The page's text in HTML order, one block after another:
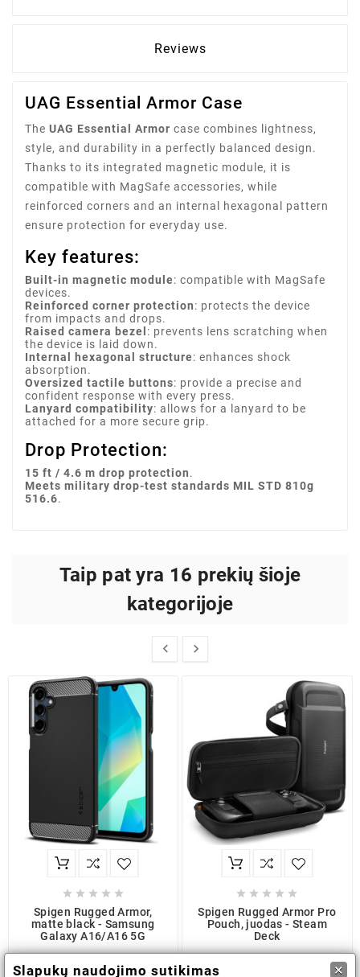
Reviews
UAG Essential Armor Case
The UAG Essential Armor case combines lightness,
style, and durability in a perfectly balanced design.
Thanks to its integrated magnetic module, it is
compatible with MagSafe accessories, while
reinforced corners and an internal hexagonal pattern
ensure protection for everyday use.
Key features:
Built-in magnetic module: compatible with MagSafe
devices.
Reinforced corner protection: protects the device
from impacts and drops.
Raised camera bezel : prevents lens scratching when
the device is laid down.
Internal hexagonal structure: enhances shock
absorption.
Oversized tactile buttons: provide a precise and
confident response with every press.
Lanyard compatibility: allows for a lanyard to be
attached for a more secure grip.
Drop Protection:
15 ft / 4.6 m drop protection.
Meets military drop-test standards MIL STD 810g
516.6.
Taip pat yra 16 prekių šioje
kategorijoje
 
    
Spigen Rugged Armor,
matte black - Samsung
Galaxy A16/A16 5G
14,70 €
    
Spigen Rugged Armor Pro
Pouch, juodas - Steam
Deck
38,40 €
Slapukų naudojimo sutikimas ×